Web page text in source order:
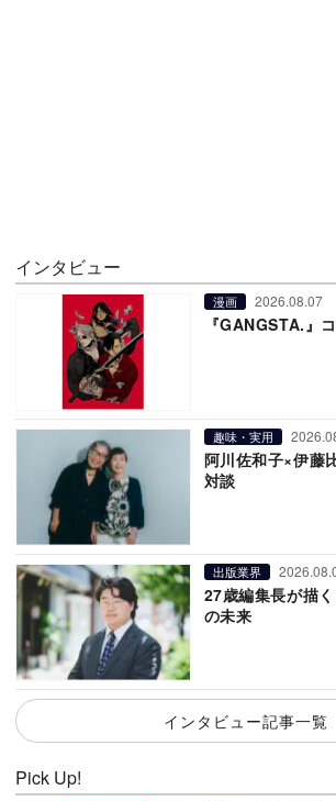
インタビュー
漫画 2026.08.07
『GANGSTA.』
趣味・実用
阿川佐和子×伊藤
対談
出版業界
27歳編集長が描
の未来
インタビュー記事一覧
Pick Up!